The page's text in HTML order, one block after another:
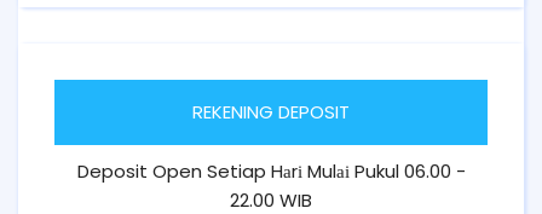
REKENING DEPOSIT
Deposit Open Setiap Hаrі Mulаі Pukul 06.00 -
22.00 WIB